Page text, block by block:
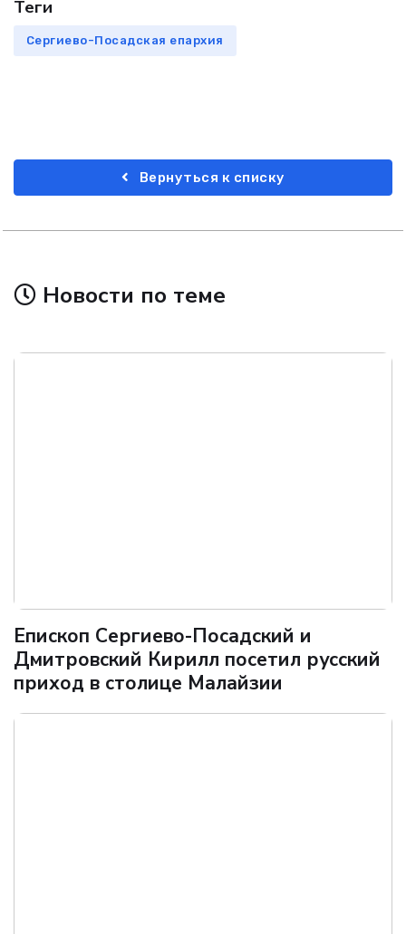
Теги
Сергиево-Посадская епархия
Вернуться к списку
Новости по теме
Епископ Сергиево-Посадский и
Дмитровский Кирилл посетил русский
приход в столице Малайзии